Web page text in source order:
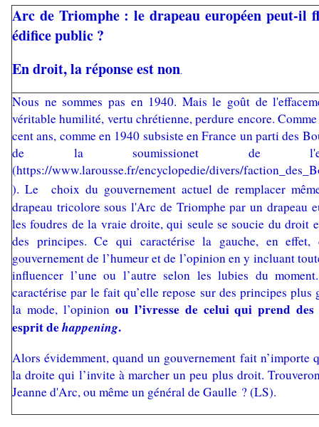
Arc de Triomphe : le drapeau européen peut-il
édifice public ?
En droit, la réponse est non.
Nous ne sommes pas en 1940. Mais le goût de
véritable humilité, vertu chrétienne, perdure encore.
cent ans, comme en 1940 subsiste en France un parti des
de la soumissionet de
(https://www.larousse.fr/encyclopedie/divers/
). Le
choix du gouvernement actuel de remplacer
drapeau tricolore sous l'Arc de Triomphe par un drapeau
les foudres de la vraie droite, qui seule se soucie du droit
des principes. Ce qui caractérise la gauche, en effet,
gouvernement de l’humeur et de l’opinion en y incluant
influencer l’une ou l’autre selon les lubies du
caractérise par le fait qu’elle repose sur des principes plus
la mode, l’opinion ou l’ivresse de celui qui prend
esprit dehappening.
Alors évidemment, quand un gouvernement fait n’importe
la droite qui l’invite à marcher un peu plus droit.
Jeanne d'Arc, ou même un général de Gaulle ? (LS).